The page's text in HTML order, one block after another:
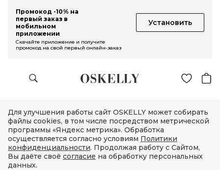
Промокод -10% на
первый заказ в
мобильном
приложении
Установить
Скачайте приложение и получите
промокод на свой первый онлайн-заказ
Для улучшения работы сайт OSKELLY может собирать
файлы cookies, в том числе посредством метрической
программы «Яндекс метрика». Обработка
осуществляется согласно условиям Политики
конфиденциальности. Продолжая работу с Сайтом,
Вы даёте своё согласие на обработку персональных
данных.